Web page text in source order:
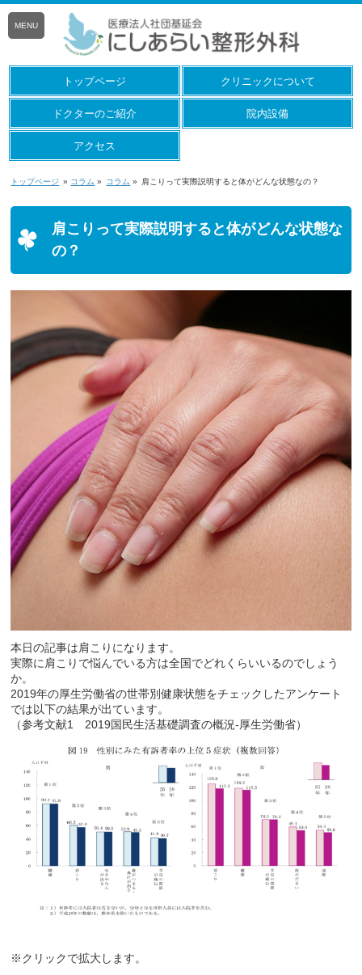
MENU
トップページ クリニックについて
ドクターのご紹介 院内設備
アクセス
トップページ » コラム » コラム » 肩こりって実際説明すると体がどんな状態なの？
肩こりって実際説明すると体がどんな状態な
の？
本日の記事は肩こりになります。
実際に肩こりで悩んでいる方は全国でどれくらいいるのでしょう
か。
2019年の厚生労働省の世帯別健康状態をチェックしたアンケート
では以下の結果が出ています。
（参考文献1 2019国民生活基礎調査の概況-厚生労働省）
※クリックで拡大します。